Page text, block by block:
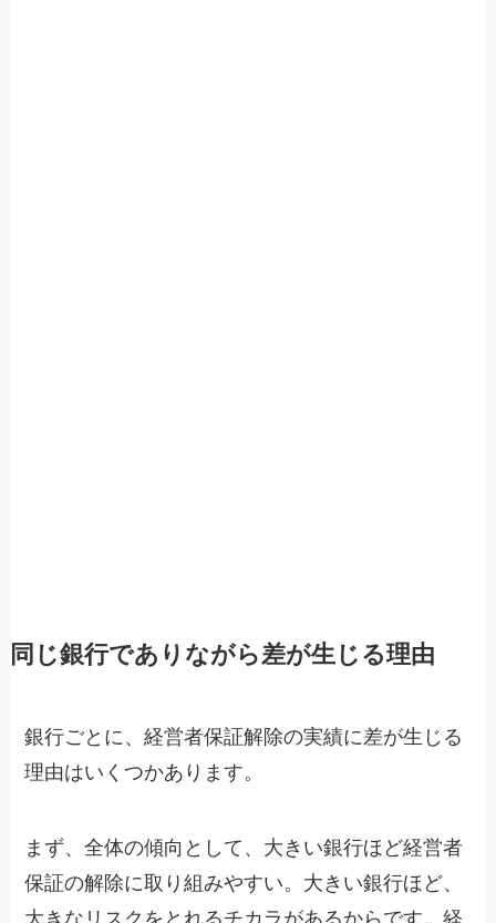
同じ銀行でありながら差が生じる理由
銀行ごとに、経営者保証解除の実績に差が生じる
理由はいくつかあります。
まず、全体の傾向として、大きい銀行ほど経営者
保証の解除に取り組みやすい。大きい銀行ほど、
大きなリスクをとれるチカラがあるからです。経